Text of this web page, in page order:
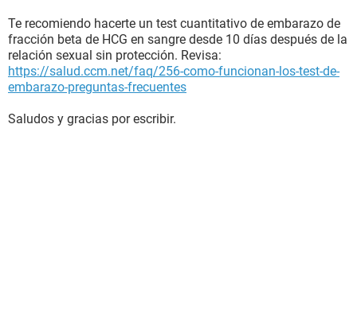
Te recomiendo hacerte un test cuantitativo de embarazo de
fracción beta de HCG en sangre desde 10 días después de la
relación sexual sin protección. Revisa:
https://salud.ccm.net/faq/256-como-funcionan-los-test-de-
embarazo-preguntas-frecuentes
Saludos y gracias por escribir.